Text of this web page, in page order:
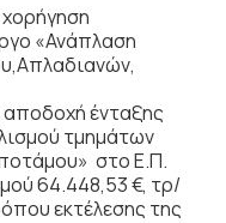
«Ανάπλαση
ένταξης
τμημάτων
στο Ε.Π.
64.448,53 €, τρ/
εκτέλεσης της